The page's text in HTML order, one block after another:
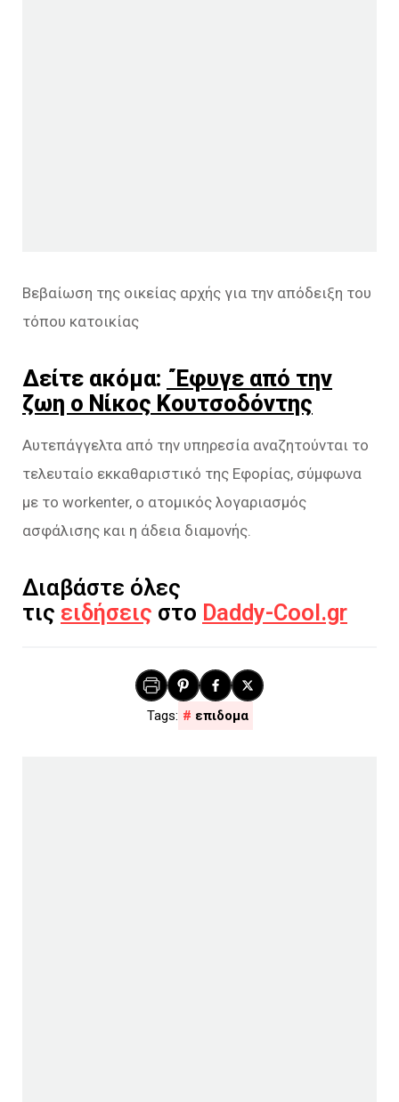
Βεβαίωση της οικείας αρχής για την απόδειξη του
τόπου κατοικίας
Δείτε ακόμα: ΄Έφυγε από την
ζωη ο Νίκος Κουτσοδόντης
Αυτεπάγγελτα από την υπηρεσία αναζητούνται το
τελευταίο εκκαθαριστικό της Εφορίας, σύμφωνα
με το workenter, ο ατομικός λογαριασμός
ασφάλισης και η άδεια διαμονής.
Διαβάστε όλες
τις ειδήσεις στο Daddy-Cool.gr
επιδομα